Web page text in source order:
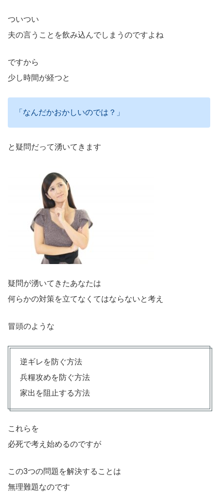
ついつい
夫の言うことを飲み込んでしまうのですよね
ですから
少し時間が経つと
「なんだかおかしいのでは？」
と疑問だって湧いてきます
疑問が湧いてきたあなたは
何らかの対策を立てなくてはならないと考え
冒頭のような
逆ギレを防ぐ方法
兵糧攻めを防ぐ方法
家出を阻止する方法
これらを
必死で考え始めるのですが
この3つの問題を解決することは
無理難題なのです